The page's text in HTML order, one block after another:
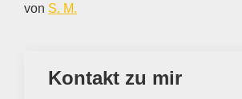
von S. M.
Kontakt zu mir